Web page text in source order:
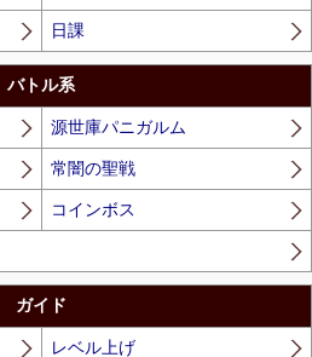
日課
バトル系
源世庫パニガルム
常闇の聖戦
コインボス
ガイド
レベル上げ